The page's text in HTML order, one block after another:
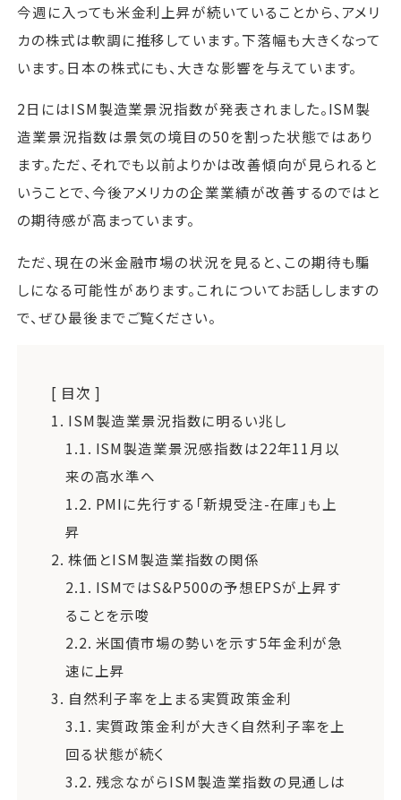
今週に入っても米金利上昇が続いていることから、アメリ
カの株式は軟調に推移しています。下落幅も大きくなって
います。日本の株式にも、大きな影響を与えています。
2日にはISM製造業景況指数が発表されました。ISM製
造業景況指数は景気の境目の50を割った状態ではあり
ます。ただ、それでも以前よりかは改善傾向が見られると
いうことで、今後アメリカの企業業績が改善するのではと
の期待感が高まっています。
ただ、現在の米金融市場の状況を見ると、この期待も騙
しになる可能性があります。これについてお話ししますの
で、ぜひ最後までご覧ください。
[ 目次 ]
1. ISM製造業景況指数に明るい兆し
1.1. ISM製造業景況感指数は22年11月以
来の高水準へ
1.2. PMIに先行する「新規受注-在庫」も上
昇
2. 株価とISM製造業指数の関係
2.1. ISMではS&P500の予想EPSが上昇す
ることを示唆
2.2. 米国債市場の勢いを示す5年金利が急
速に上昇
3. 自然利子率を上まる実質政策金利
3.1. 実質政策金利が大きく自然利子率を上
回る状態が続く
3.2. 残念ながらISM製造業指数の見通しは